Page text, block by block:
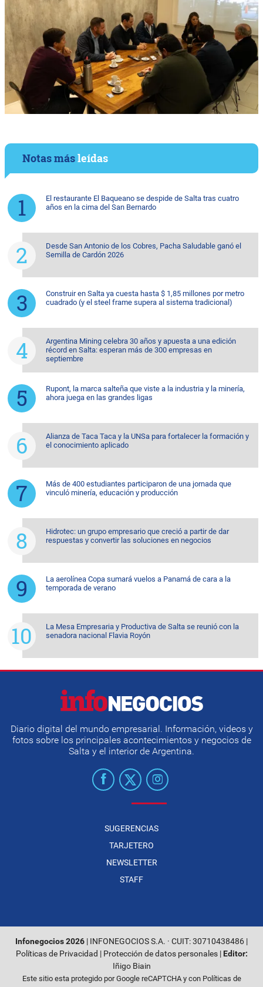
Notas másleídas
El restaurante El Baqueano se despide de Salta tras cuatro
años en la cima del San Bernardo
Desde San Antonio de los Cobres, Pacha Saludable ganó el
Semilla de Cardón 2026
Construir en Salta ya cuesta hasta $ 1,85 millones por metro
cuadrado (y el steel frame supera al sistema tradicional)
Argentina Mining celebra 30 años y apuesta a una edición
récord en Salta: esperan más de 300 empresas en
septiembre
Rupont, la marca salteña que viste a la industria y la minería,
ahora juega en las grandes ligas
Alianza de Taca Taca y la UNSa para fortalecer la formación y
el conocimiento aplicado
Más de 400 estudiantes participaron de una jornada que
vinculó minería, educación y producción
Hidrotec: un grupo empresario que creció a partir de dar
respuestas y convertir las soluciones en negocios
La aerolínea Copa sumará vuelos a Panamá de cara a la
temporada de verano
La Mesa Empresaria y Productiva de Salta se reunió con la
senadora nacional Flavia Royón
Diario digital del mundo empresarial. Información, videos y
fotos sobre los principales acontecimientos y negocios de
Salta y el interior de Argentina.
SUGERENCIAS
TARJETERO
NEWSLETTER
STAFF
Infonegocios 2026 | INFONEGOCIOS S.A. · CUIT: 30710438486 |
Políticas de Privacidad | Protección de datos personales| Editor:
Iñigo Biain
Este sitio esta protegido por Google reCAPTCHA y con Políticas de